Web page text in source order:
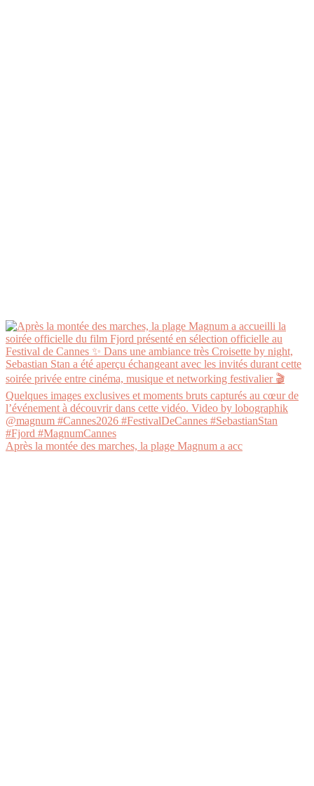
Après la montée des marches, la plage Magnum a acc